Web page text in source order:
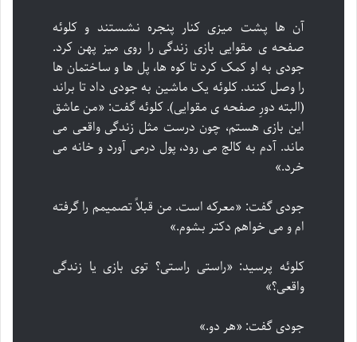
آن ها پشت میزی کنار پنجره نشستند و کلوئه
صفحه ی مقوایی بازی زندگی را روی میز پهن کرد.
جودی به او کمک کرد تا کوه ها، پل ها و ساختمان ها
را وصل کنند. کلوئه یک ماشین به جودی داد تا براند
(البته دورِ صفحه ی مقوایی). کلوئه گفت: «من عاشق
این بازی هستم، چون درست مثل زندگی واقعی می
ماند. آدم به کالج می رود، پول درمی آورد و خانه می
خرد.»
جودی گفت: «معرکه است. من قبلاً تصمیمم را گرفته
ام و می خواهم دکتر بشوم.»
کلوئه پرسید: «راستی راستی؟ توی بازی یا زندگی
واقعی؟»
جودی گفت: «هر دو.»